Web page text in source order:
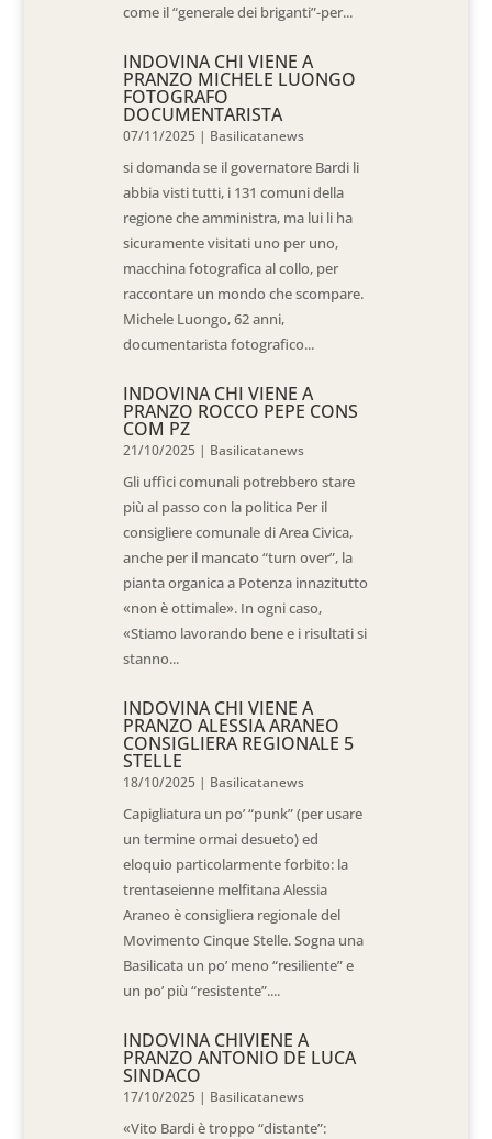
come il “generale dei briganti”-per...
INDOVINA CHI VIENE A
PRANZO MICHELE LUONGO
FOTOGRAFO
DOCUMENTARISTA
07/11/2025 | Basilicatanews
si domanda se il governatore Bardi li
abbia visti tutti, i 131 comuni della
regione che amministra, ma lui li ha
sicuramente visitati uno per uno,
macchina fotografica al collo, per
raccontare un mondo che scompare.
Michele Luongo, 62 anni,
documentarista fotografico...
INDOVINA CHI VIENE A
PRANZO ROCCO PEPE CONS
COM PZ
21/10/2025 | Basilicatanews
Gli uffici comunali potrebbero stare
più al passo con la politica Per il
consigliere comunale di Area Civica,
anche per il mancato “turn over”, la
pianta organica a Potenza innazitutto
«non è ottimale». In ogni caso,
«Stiamo lavorando bene e i risultati si
stanno...
INDOVINA CHI VIENE A
PRANZO ALESSIA ARANEO
CONSIGLIERA REGIONALE 5
STELLE
18/10/2025 | Basilicatanews
Capigliatura un po’ “punk” (per usare
un termine ormai desueto) ed
eloquio particolarmente forbito: la
trentaseienne melfitana Alessia
Araneo è consigliera regionale del
Movimento Cinque Stelle. Sogna una
Basilicata un po’ meno “resiliente” e
un po’ più “resistente”....
INDOVINA CHIVIENE A
PRANZO ANTONIO DE LUCA
SINDACO
17/10/2025 | Basilicatanews
«Vito Bardi è troppo “distante”: